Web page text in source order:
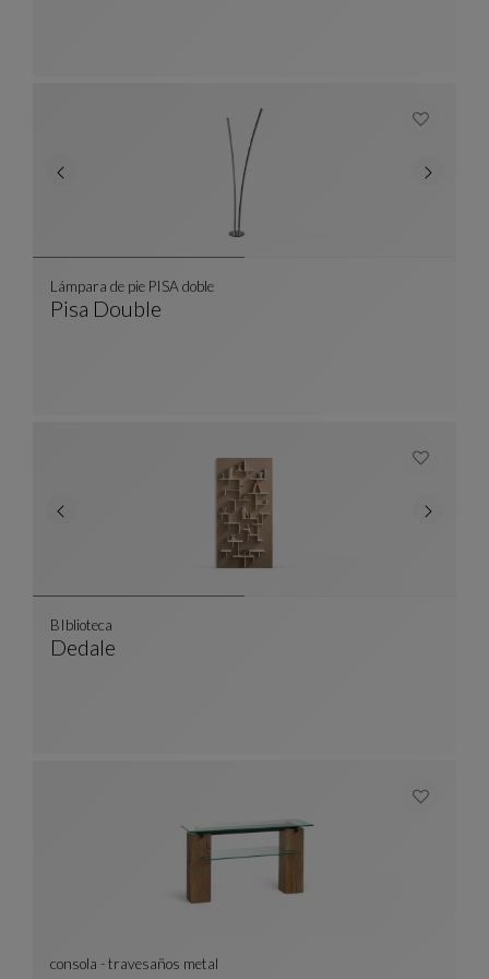
Pisa Double
Lámpara de pie PISA doble
Dedale
BIblioteca
consola - travesaños metal